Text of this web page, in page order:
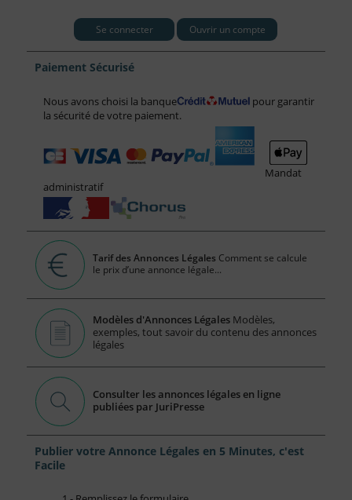
Se connecter Ouvrir un compte
Paiement Sécurisé
Nous avons choisi la banque
pour garantir
la sécurité de votre paiement.
Mandat
administratif
Tarif des Annonces Légales Comment se calcule
le prix d’une annonce légale...
Modèles d'Annonces Légales Modèles,
exemples, tout savoir du contenu des annonces
légales
Consulter les annonces légales en ligne
publiées par JuriPresse
Publier votre Annonce Légales en 5 Minutes, c'est
Facile